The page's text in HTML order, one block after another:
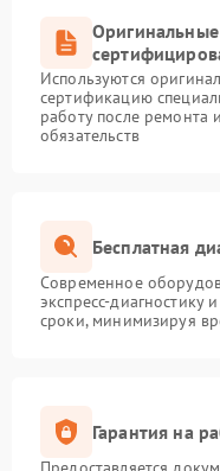
Оригинальные
Используются
сертификацию
работу после ремонта
обязательств
Бесплатная
Современное
экспресс-диагностику
сроки, минимизируя
Гарантия на